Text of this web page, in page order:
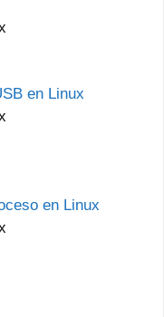
en Linux
en Linux